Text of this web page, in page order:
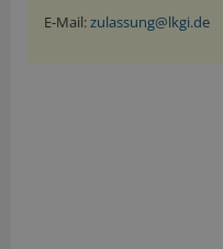
E-Mail:zulassung@lkgi.de